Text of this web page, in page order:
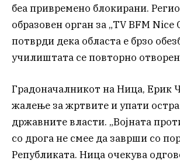
беа привремено блокирани.
образовен орган за „TV BFM Nice
потврди дека областа е брзо
училиштата се повторно
Градоначалникот на Ница, Ерик
жалење за жртвите и упати
државните власти. „Војната
со дрога не смее да заврши со
Републиката. Ница очекува